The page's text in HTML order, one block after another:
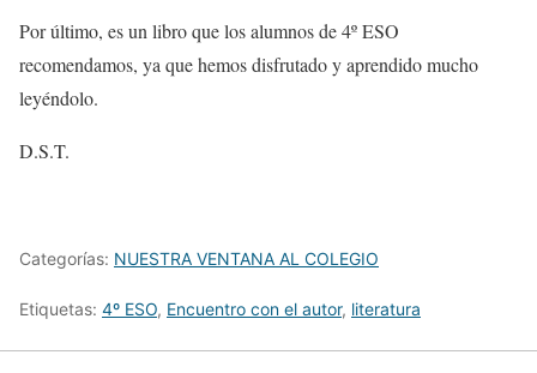
Por último, es un libro que los alumnos de 4º ESO
recomendamos, ya que hemos disfrutado y aprendido mucho
leyéndolo.
D.S.T.
Categorías: NUESTRA VENTANA AL COLEGIO
Etiquetas: 4º ESO, Encuentro con el autor, literatura